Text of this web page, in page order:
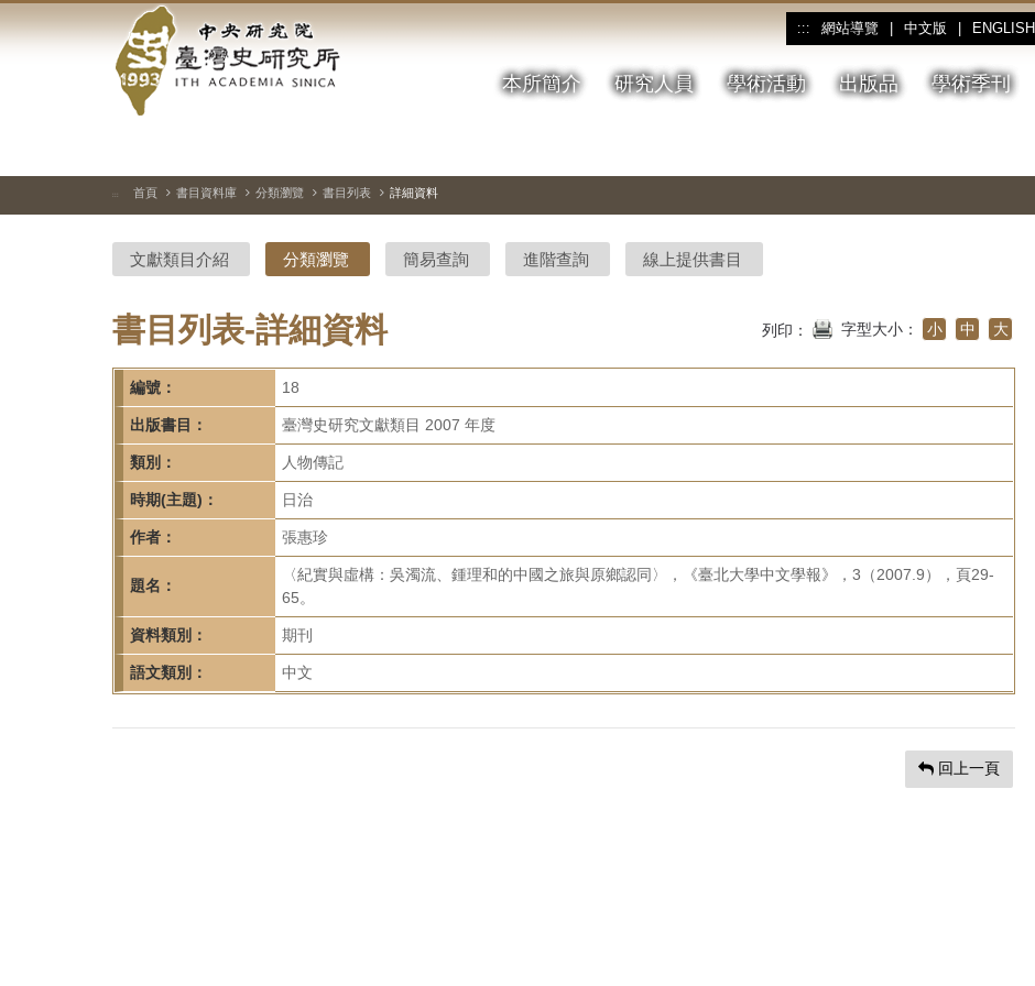
到
中
央
研
院-
臺
灣
史
研
究
所-
首
頁
::: 網站導覽 中文版 ENGLISH
本所簡介 研究人員 學術活動 出版品 學術季刊
::: 首頁 書目資料庫 分類瀏覽 書目列表 詳細資料
文獻類目介紹 分類瀏覽 簡易查詢 進階查詢 線上提供書目
書目列表-詳細資料 列印： 字型大小： 小 中 大
編號： 18
出版書目： 臺灣史研究文獻類目 2007 年度
類別： 人物傳記
時期(主題)： 日治
作者： 張惠珍
題名：
〈紀實與虛構：吳濁流、鍾理和的中國之旅與原鄉認同〉，《臺北大學中文學報》，3（2007.9），頁29-
65。
資料類別： 期刊
語文類別： 中文
回上一頁